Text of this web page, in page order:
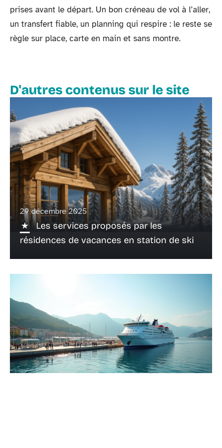
prises avant le départ. Un bon créneau de vol à l’aller,
un transfert fiable, un planning qui respire : le reste se
règle sur place, carte en main et sans montre.
D'autres contenus sur le site
29 décembre 2025
Les services proposés par les
résidences de vacances en station de ski